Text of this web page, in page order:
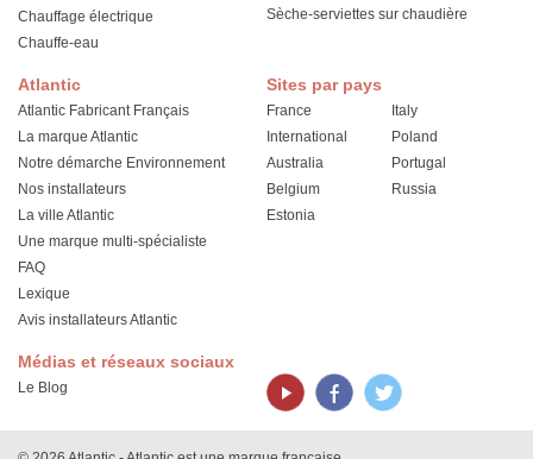
Atlantic
Atlantic Fabricant Français
La marque Atlantic
Notre démarche Environnement
Nos installateurs
La ville Atlantic
Une marque multi-spécialiste
FAQ
Lexique
Avis installateurs Atlantic
Chauffage électrique
Chauffe-eau
Sèche-serviettes sur chaudière
Sites par pays
France
International
Australia
Belgium
Estonia
Italy
Poland
Portugal
Russia
Médias et réseaux sociaux
Le Blog